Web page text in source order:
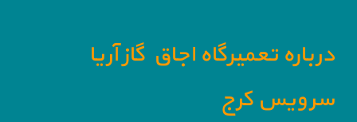
درباره تعمیرگاه اجاق گاز آریا
سرویس کرج